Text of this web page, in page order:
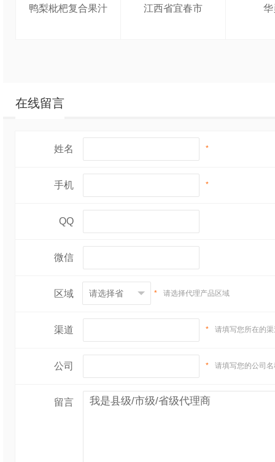
鸭梨枇杷复合果汁 江西省宜春市
在线留言
姓名 *
手机 *
QQ
微信
区域 * 请选择代理产品区域
渠道 * 请填写您所在的
公司 * 请填写您的公司
留言